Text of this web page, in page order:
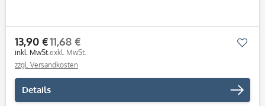
13,90 €
inkl. MwSt.
11,68 €
exkl. MwSt.
zzgl. Versandkosten
Details